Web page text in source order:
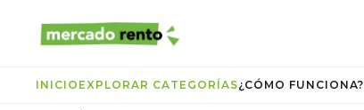
INICIO EXPLORAR CATEGORÍAS¿CÓMO FUNCIONA?